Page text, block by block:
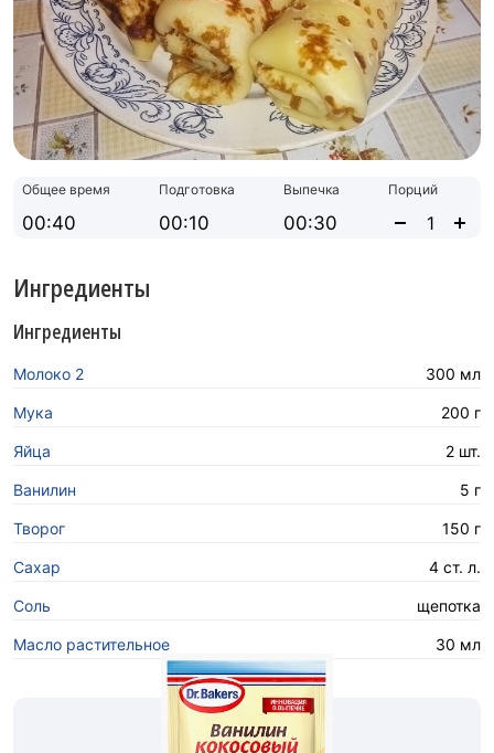
Общее время
00:40
Подготовка
00:10
Выпечка
00:30
Порций
Ингредиенты
Ингредиенты
Молоко 2 300 мл
Мука 200 г
Яйца 2 шт.
Ванилин 5 г
Творог 150 г
Сахар 4 ст. л.
Соль щепотка
Масло растительное 30 мл